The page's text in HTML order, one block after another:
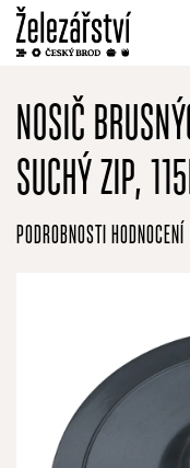
obsah
NOSIČ
SUCHÝ ZIP,
Průměrné
hodnocení
PODROBNOSTI HODNOCENÍ